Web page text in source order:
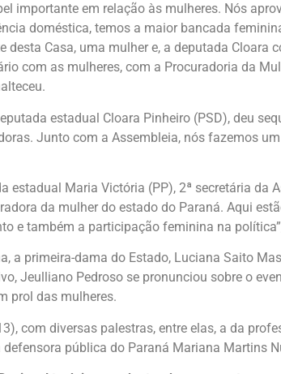
importante em relação às mulheres. Nós
doméstica, temos a maior bancada
desta Casa, uma mulher e, a deputada
com as mulheres, com a Procuradoria da
estadual Cloara Pinheiro (PSD), deu
Junto com a Assembleia, nós fazemos
estadual Maria Victória (PP), 2ª secretária
da mulher do estado do Paraná. Aqui
e também a participação feminina na
a primeira-dama do Estado, Luciana Saito
Jeulliano Pedroso se pronunciou sobre o
prol das mulheres.
com diversas palestras, entre elas, a da
defensora pública do Paraná Mariana Martins